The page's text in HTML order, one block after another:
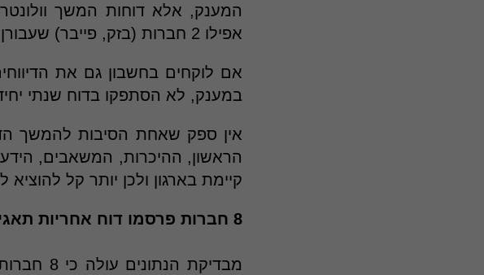
המענק, אלא דוחות המשך
אפילו 2 חברות (בזק, פייבר) שעבורן זהו דוח רביעי שהן מפרסמות, מאז הזכייה במענק.
במענק, לא הסתפקו בדוח שנתי
אין ספק שאחת הסיבות להמשך
הראשון, ההיכרות, המשאבים,
קיימת בארגון ולכן יותר קל להוציא
8 חברות פרסמו דוח אחריות תאגידית לראשונה